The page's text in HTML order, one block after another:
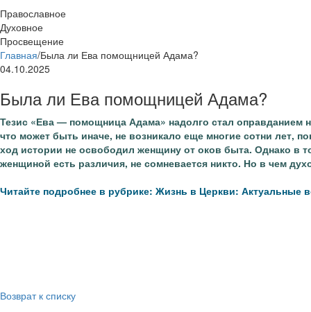
Православное
Духовное
Просвещение
Главная/Была ли Ева помощницей Адама?
04.10.2025
Была ли Ева помощницей Адама?
Тезис «Ева — помощница Адама» надолго стал оправданием
что может быть иначе, не возникало еще многие сотни лет,
ход истории не освободил женщину от оков быта. Однако в
женщиной есть различия, не сомневается никто. Но в чем
Читайте подробнее в рубрике: Жизнь в Церкви: Актуальные
Возврат к списку